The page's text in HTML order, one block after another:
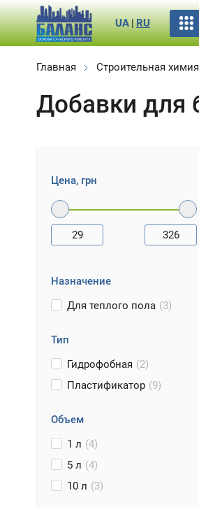
RU
|
UA
Главная Строительная химия
Добавки для
Цена, грн
29 326
Назначение
Для теплого пола (3)
Тип
Гидрофобная (2)
Пластификатор (9)
Объем
1 л (4)
5 л (4)
10 л (3)